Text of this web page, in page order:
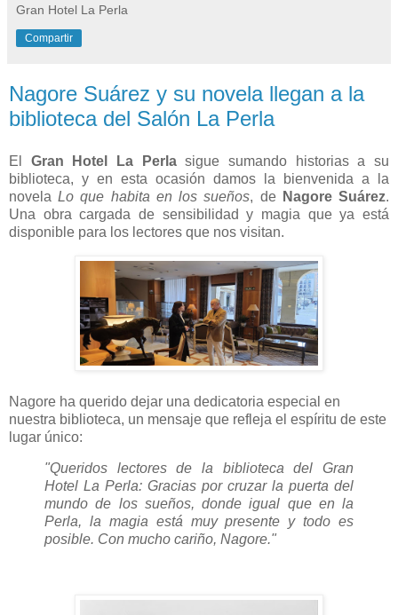
Gran Hotel La Perla
Compartir
Nagore Suárez y su novela llegan a la
biblioteca del Salón La Perla
El Gran Hotel La Perlasigue sumando historias a su
biblioteca, y en esta ocasión damos la bienvenida a la
novelaLo que habita en los sueños, de Nagore Suárez.
Una obra cargada de sensibilidad y magia que ya está
disponible para los lectores que nos visitan.
Nagore ha querido dejar una dedicatoria especial en
nuestra biblioteca, un mensaje que refleja el espíritu de este
lugar único:
"Queridos lectores de la biblioteca del Gran
Hotel La Perla: Gracias por cruzar la puerta del
mundo de los sueños, donde igual que en la
Perla, la magia está muy presente y todo es
posible. Con mucho cariño, Nagore."